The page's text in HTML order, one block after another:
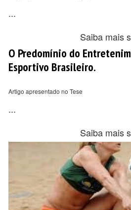
...
Saiba mais
O Predomínio do
Esportivo Brasileiro.
Artigo apresentado no Tese
...
Saiba mais